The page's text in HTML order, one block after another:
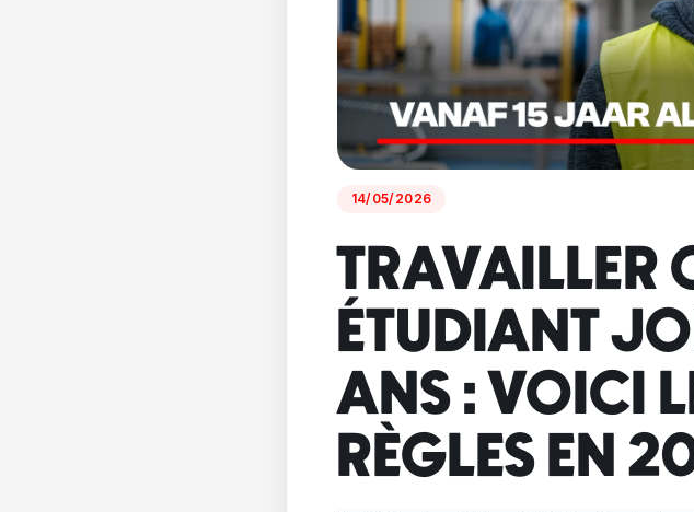
14/05/2026
TRAVAILLER
ÉTUDIANT
ANS : VOICI
RÈGLES EN